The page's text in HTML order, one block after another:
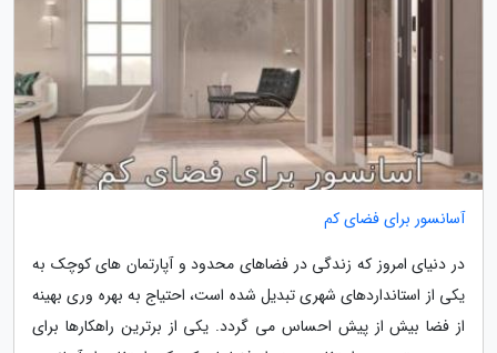
آسانسور برای فضای کم
در دنیای امروز که زندگی در فضاهای محدود و آپارتمان های کوچک به
یکی از استانداردهای شهری تبدیل شده است، احتیاج به بهره وری بهینه
از فضا بیش از پیش احساس می گردد. یکی از برترین راهکارها برای